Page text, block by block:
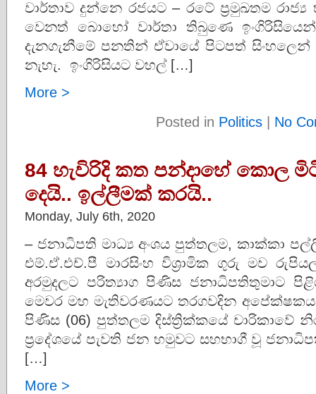
වාර්තාව දුන්නෙ රජයට – රටේ ප‍්‍රමුඛතම
වෙනත් බොහෝ වාර්තා තිබුණෙ
දැනගැනීමේ පනතින් ඒවායේ පිටපත්
නැහැ. ඉංගිරිසියට වහල් […]
More >
Posted in Politics | No
84 හැවිරිදි කත පන්දාහේ කොල
දෙයි.. ඉල්ලීමක් කරයි..
Monday, July 6th, 2020
– ජනාධිපති මාධ්‍ය අංශය පුත්තලම, කාක්කා
එම්.ඒ.එච්.පී මාරසිංහ විශ්‍රාමික ගුරු මව
අරමුදලට පරිත්‍යාග පිණිස ජනාධිපතිතුමාට
මෙවර මහ මැතිවරණයට තරගවදින
පිණිස (06) පුත්තලම දිස්ත්‍රික්කයේ චාරිකාවේ
ප්‍රදේශයේ පැවති ජන හමුවට සහභාගී වූ
[…]
More >